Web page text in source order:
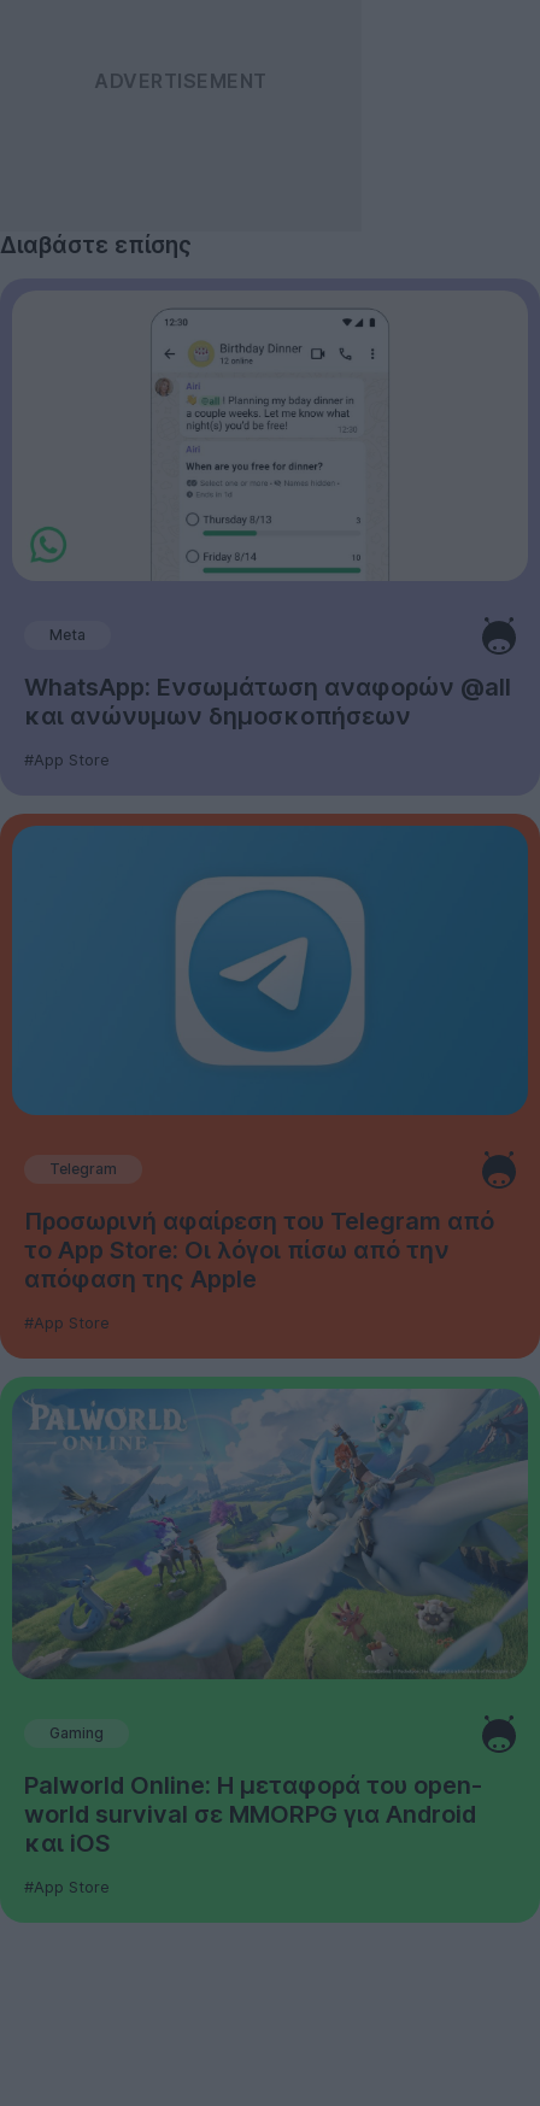
Διαβάστε επίσης
Meta
WhatsApp: Ενσωμάτωση αναφορών @all
και ανώνυμων δημοσκοπήσεων
#App Store
Telegram
Προσωρινή αφαίρεση του Telegram από
το App Store: Οι λόγοι πίσω από την
απόφαση της Apple
#App Store
Gaming
Palworld Online: Η μεταφορά του open-
world survival σε MMORPG για Android
και iOS
#App Store